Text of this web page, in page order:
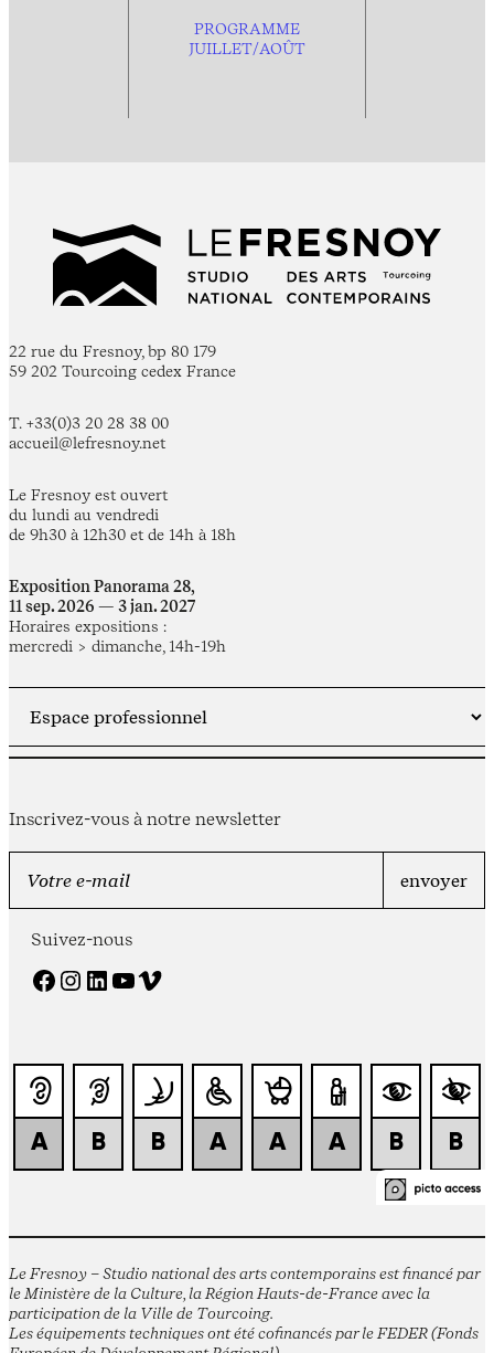
PROGRAMME
JUILLET/AOÛT
22 rue du Fresnoy, bp 80 179
59 202 Tourcoing cedex France
T. +33(0)3 20 28 38 00
accueil@lefresnoy.net
Le Fresnoy est ouvert
du lundi au vendredi
de 9h30 à 12h30 et de 14h à 18h
Exposition Panorama 28,
11 sep. 2026 — 3 jan. 2027
Horaires expositions :
mercredi > dimanche, 14h-19h
Inscrivez-vous à notre newsletter
Suivez-nous
Facebook Instagram LinkedIn YouTube Vimeo
Le Fresnoy – Studio national des arts contemporains est financé par
le Ministère de la Culture, la Région Hauts-de-France avec la
participation de la Ville de Tourcoing.
Les équipements techniques ont été cofinancés par le FEDER (Fonds